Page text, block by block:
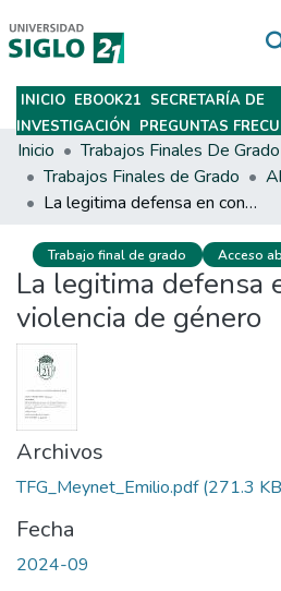
Subir
INICIO EBOOK21 SECRETARÍA DE
INVESTIGACIÓN PREGUNTAS
Inicio
Trabajos Finales de Grado
La legitima defensa en contexto de violencia de género
Trabajo final de grado Acceso
La legitima defensa
violencia de género
Archivos
TFG_Meynet_Emilio.pdf(271.3
Fecha
2024-09